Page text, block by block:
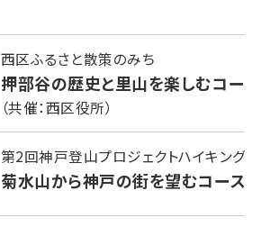
西区ふるさと散策のみち
押部谷の歴史と里山を楽しむコース
（共催：西区役所）
第2回神戸登山プロジェクトハイキング
菊水山から神戸の街を望むコース